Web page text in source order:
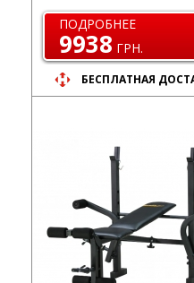
ПОДРОБНЕЕ
9938 ГРН.
БЕСПЛАТНАЯ